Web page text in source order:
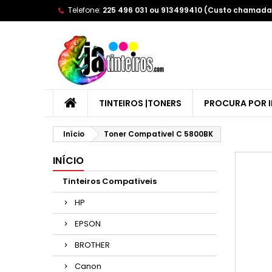
Telefone: 225 496 031 ou 913499410 (Custo
TINTEIROS |TONERS PROCURA POR
Início Toner Compativel C 5800BK
INÍCIO
Tinteiros Compativeis
HP
EPSON
BROTHER
Canon